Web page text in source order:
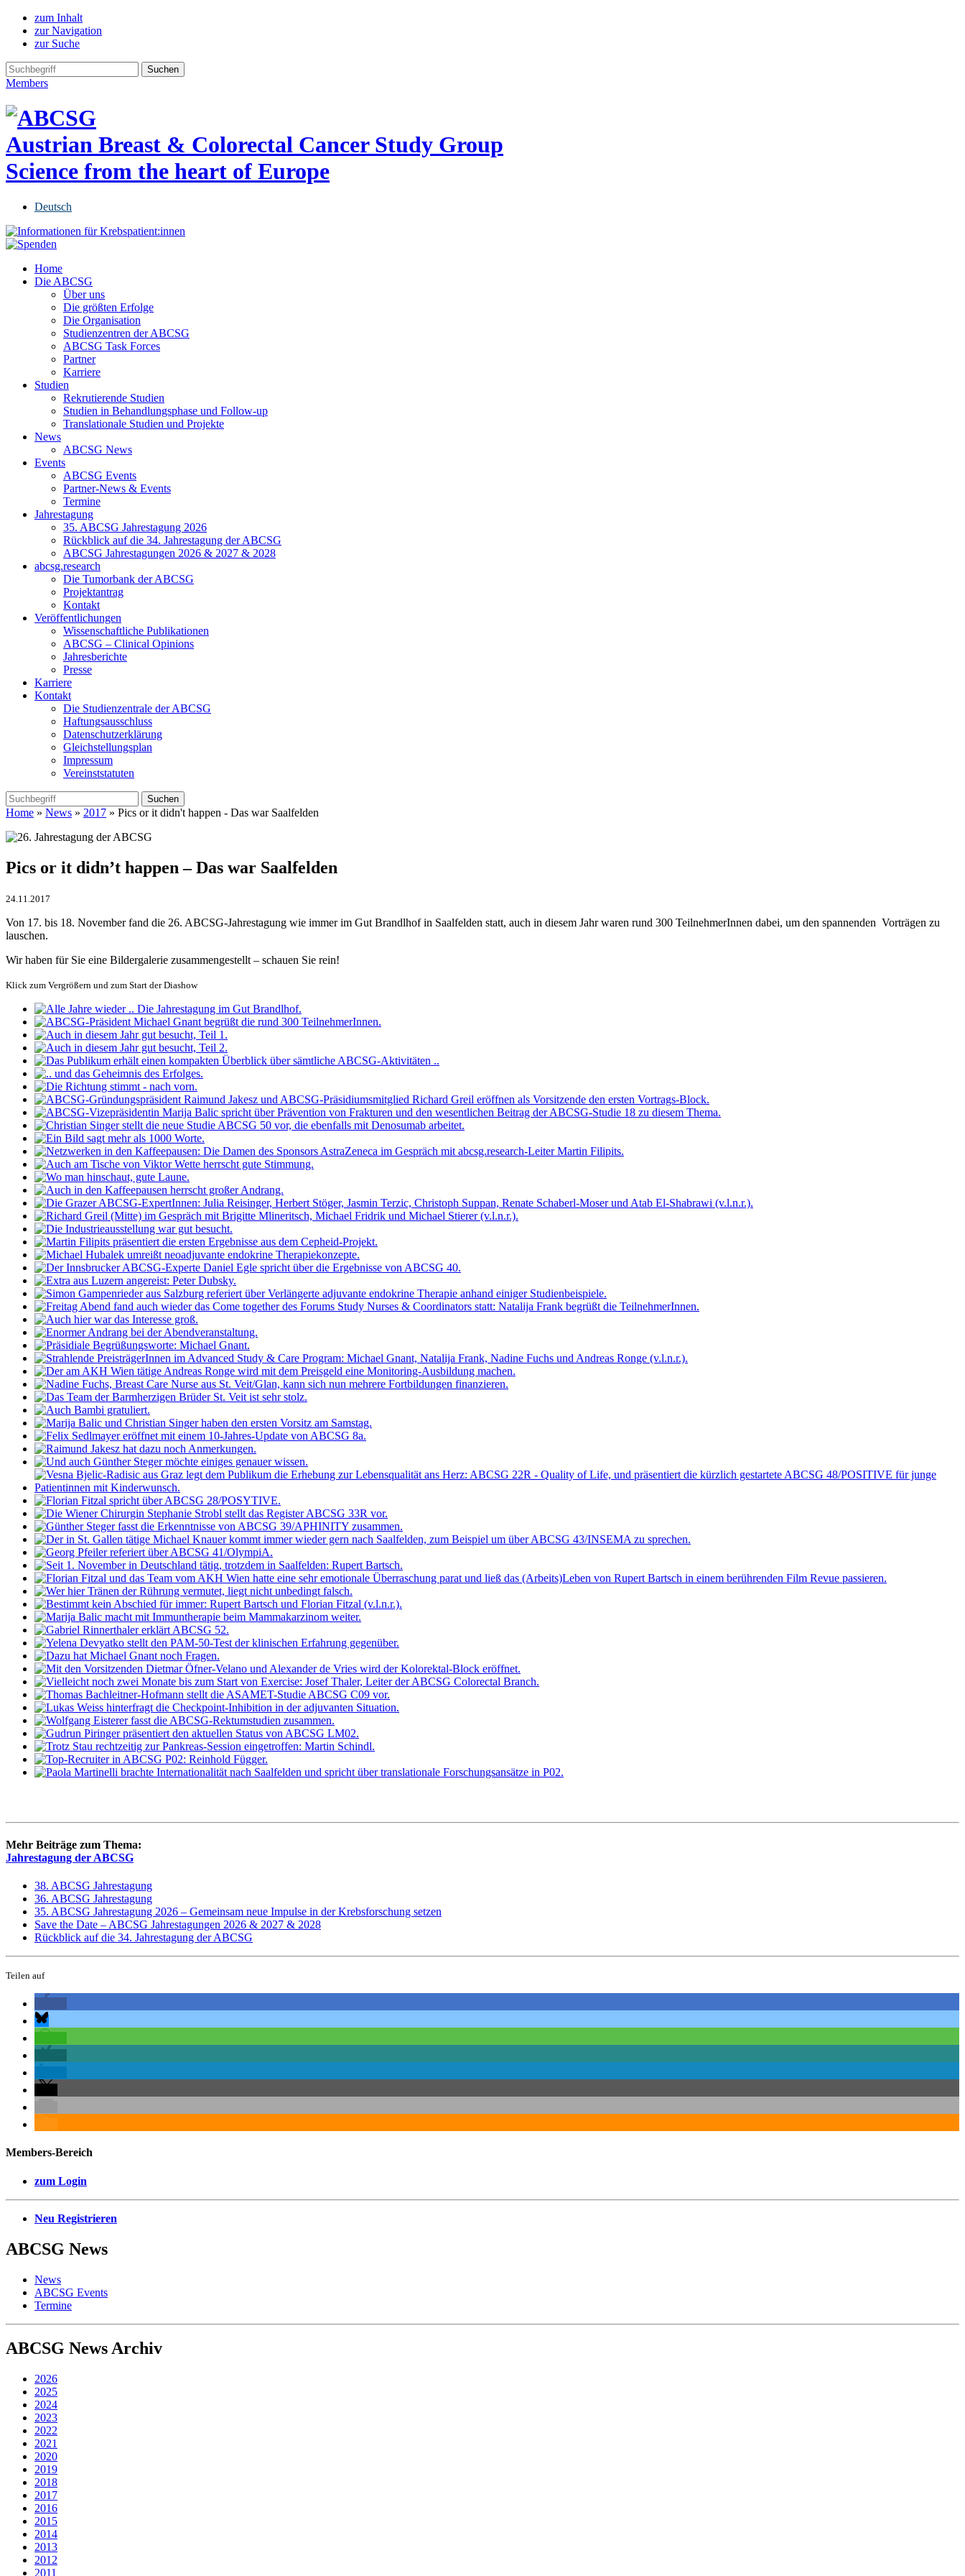
zum Inhalt
zur Navigation
zur Suche
Members
Austrian Breast & Colorectal Cancer Study Group
Science from the heart of Europe
Deutsch
Home
Die ABCSG
Über uns
Die größten Erfolge
Die Organisation
Studienzentren der ABCSG
ABCSG Task Forces
Partner
Karriere
Studien
Rekrutierende Studien
Studien in Behandlungsphase und Follow-up
Translationale Studien und Projekte
News
ABCSG News
Events
ABCSG Events
Partner-News & Events
Termine
Jahrestagung
35. ABCSG Jahrestagung 2026
Rückblick auf die 34. Jahrestagung der ABCSG
ABCSG Jahrestagungen 2026 & 2027 & 2028
abcsg.research
Die Tumorbank der ABCSG
Projektantrag
Kontakt
Veröffentlichungen
Wissenschaftliche Publikationen
ABCSG – Clinical Opinions
Jahresberichte
Presse
Karriere
Kontakt
Die Studienzentrale der ABCSG
Haftungsausschluss
Datenschutzerklärung
Gleichstellungsplan
Impressum
Vereinststatuten
Home » News » 2017 » Pics or it didn't happen - Das war Saalfelden
Pics or it didn’t happen – Das war Saalfelden
24.11.2017
Von 17. bis 18. November fand die 26. ABCSG-Jahrestagung wie immer im Gut Brandlhof in Saalfelden statt, auch in diesem Jahr waren rund 300 TeilnehmerInnen dabei, um den spannenden Vorträgen zu
lauschen.
Wir haben für Sie eine Bildergalerie zusammengestellt – schauen Sie rein!
Klick zum Vergrößern und zum Start der Diashow
Mehr Beiträge zum Thema:
Jahrestagung der ABCSG
38. ABCSG Jahrestagung
36. ABCSG Jahrestagung
35. ABCSG Jahrestagung 2026 – Gemeinsam neue Impulse in der Krebsforschung setzen
Save the Date – ABCSG Jahrestagungen 2026 & 2027 & 2028
Rückblick auf die 34. Jahrestagung der ABCSG
Teilen auf
Members-Bereich
zum Login
Neu Registrieren
ABCSG News
News
ABCSG Events
Termine
ABCSG News Archiv
2026
2025
2024
2023
2022
2021
2020
2019
2018
2017
2016
2015
2014
2013
2012
2011